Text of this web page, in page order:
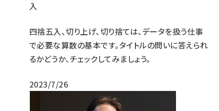
入
四捨五入、切り上げ、切り捨ては、データを扱う仕事
で必要な算数の基本です。タイトルの問いに答えられ
るかどうか、チェックしてみましょう。
2023/7/26